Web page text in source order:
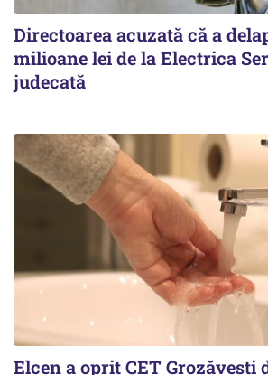
Directoarea acuzată că a
milioane lei de la Electrica
judecată
Elcen a oprit CET Grozăvești